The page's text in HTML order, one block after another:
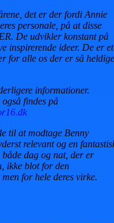
det er der fordi Annie
personale, på at disse
De udvikler konstant på
inspirerende ideer. De er et
for alle os der er så heldige
informationer.
findes på
til at modtage Benny
relevant og en
dag og nat, der er
ikke blot for den
for hele deres virke.